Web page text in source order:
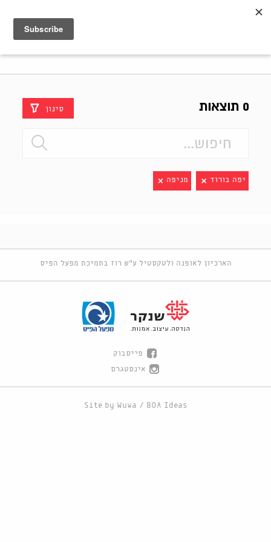
0 תוצאות סינון
יפה בורוד מניפה
הארכיון לאופנה ולטקסטיל ע"ש רוז בתמיכת מפעל הפיס
פייסבוק
אינסטגרם
Site by Wuwa / BOA Ideas